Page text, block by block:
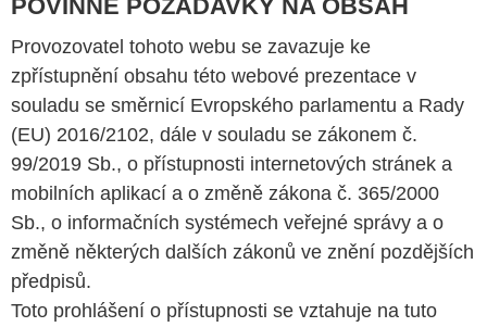
POVINNÉ POŽADAVKY NA OBSAH
Provozovatel tohoto webu se zavazuje ke
zpřístupnění obsahu této webové prezentace v
souladu se směrnicí Evropského parlamentu a Rady
(EU) 2016/2102, dále v souladu se zákonem č.
99/2019 Sb., o přístupnosti internetových stránek a
mobilních aplikací a o změně zákona č. 365/2000
Sb., o informačních systémech veřejné správy a o
změně některých dalších zákonů ve znění pozdějších
předpisů.
Toto prohlášení o přístupnosti se vztahuje na tuto